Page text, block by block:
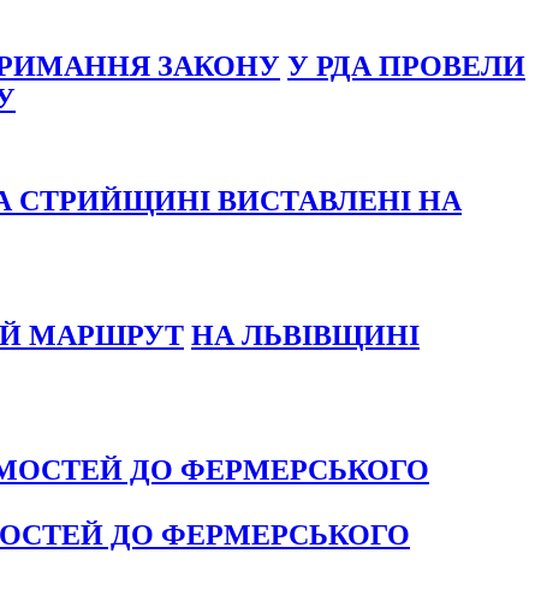
У РДА ПРОВЕЛИ
СТРИЙЩИНІ ВИСТАВЛЕНІ НА
НА ЛЬВІВЩИНІ
ДО ФЕРМЕРСЬКОГО